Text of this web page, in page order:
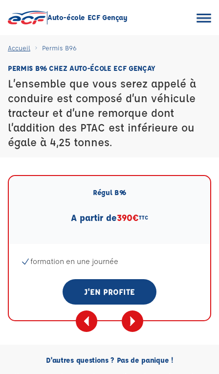
Auto-école ECF Gençay
Accueil Permis B96
PERMIS B96 CHEZ AUTO-ÉCOLE ECF GENÇAY
L’ensemble que vous serez appelé à
conduire est composé d’un véhicule
tracteur et d’une remorque dont
l’addition des PTAC est inférieure ou
égale à 4,25 tonnes.
Régul B96
A partir de390€TTC
formation en une journée
J'EN PROFITE
D'autres questions ? Pas de panique !